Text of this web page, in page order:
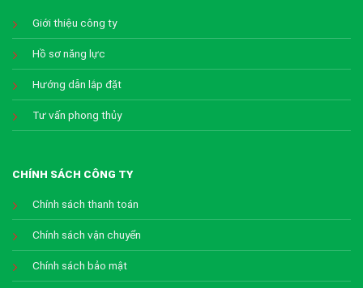
Giới thiệu công ty
Hồ sơ năng lực
Hướng dẫn lắp đặt
Tư vấn phong thủy
CHÍNH SÁCH CÔNG TY
Chính sách thanh toán
Chính sách vận chuyển
Chính sách bảo mật